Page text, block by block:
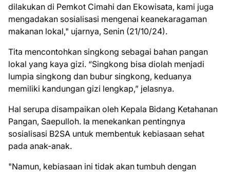
dilakukan di Pemkot Cimahi dan Ekowisata, kami juga
mengadakan sosialisasi mengenai keanekaragaman
makanan lokal," ujarnya, Senin (21/10/24).
Tita mencontohkan singkong sebagai bahan pangan
lokal yang kaya gizi. “Singkong bisa diolah menjadi
lumpia singkong dan bubur singkong, keduanya
memiliki kandungan gizi lengkap,” jelasnya.
Hal serupa disampaikan oleh Kepala Bidang Ketahanan
Pangan, Saepulloh. Ia menekankan pentingnya
sosialisasi B2SA untuk membentuk kebiasaan sehat
pada anak-anak.
"Namun, kebiasaan ini tidak akan tumbuh dengan